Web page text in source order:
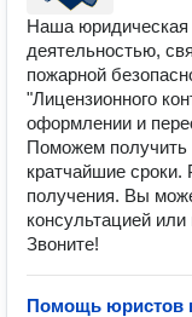
Наша юридическая
деятельностью,
пожарной
"Лицензионного
оформлении и
Поможем
кратчайшие сроки.
получения. Вы
консультацией
Звоните!
Помощь юристов